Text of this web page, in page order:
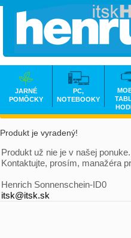
Produkt je vyradený!
Produkt už nie je v našej ponuke.
Kontaktujte, prosím, manažéra
Henrich Sonnenschein-ID0
itsk@itsk.sk
JARNÉ
POMÔCKY
PC,
NOTEBOOKY